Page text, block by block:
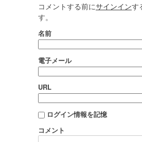
コメントする前にサインインす
す。
名前
電子メール
URL
ログイン情報を記憶
コメント